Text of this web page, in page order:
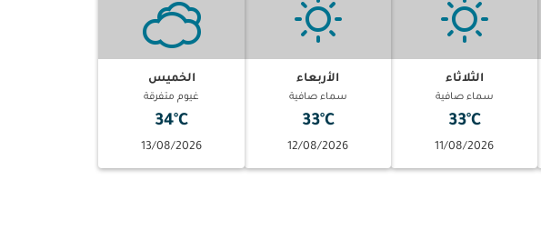
الثلاثاء
سماء صافية
33°C
11/08/2026
الأربعاء
سماء صافية
33°C
12/08/2026
الخميس
غيوم متفرقة
34°C
13/08/2026